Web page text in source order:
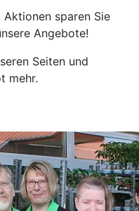
sparen Sie
Angebote!
Seiten und
mehr.